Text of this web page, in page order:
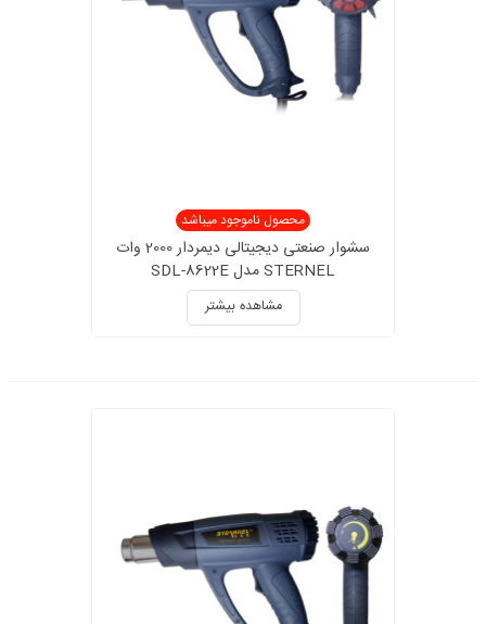
محصول ناموجود میباشد
سشوار صنعتی دیجیتالی دیمردار 2000 وات
STERNEL مدل SDL-8622E
مشاهده بیشتر